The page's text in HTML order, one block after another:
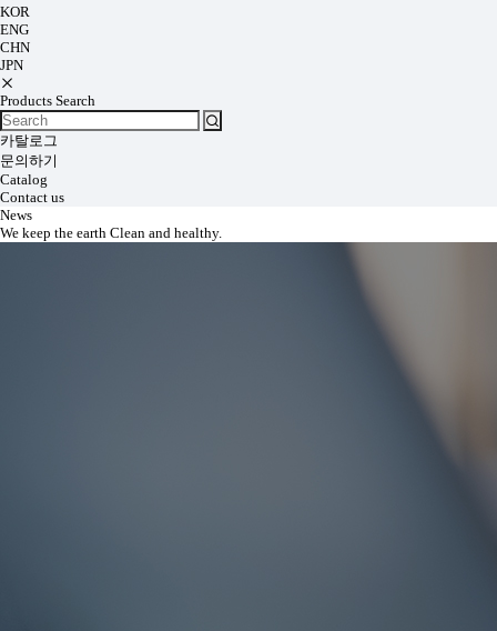
KOR
ENG
CHN
JPN
Products Search
카탈로그
문의하기
Catalog
Contact us
News
We keep the earth Clean and healthy.